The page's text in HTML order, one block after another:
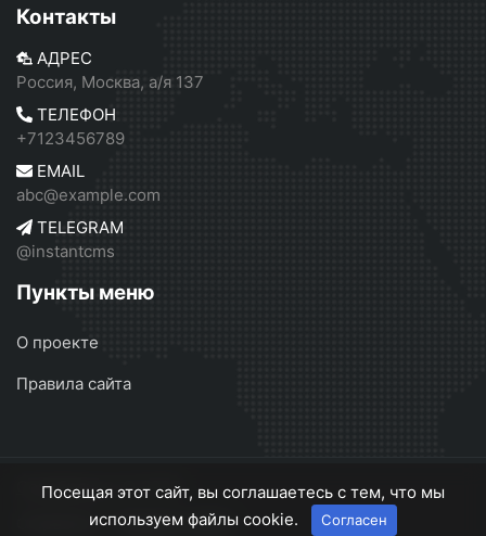
Контакты
АДРЕС
Россия, Москва, а/я 137
ТЕЛЕФОН
+7123456789
EMAIL
abc@example.com
TELEGRAM
@instantcms
Пункты меню
О проекте
Правила сайта
Серебрянск © 2026
О проекте
Правила сайта
Посещая этот сайт, вы соглашаетесь с тем, что мы
используем файлы cookie.
Согласен